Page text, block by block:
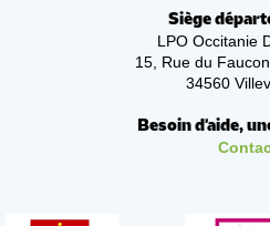
Siège
LPO Occitanie
15, Rue du
34560
Besoin d'aide,